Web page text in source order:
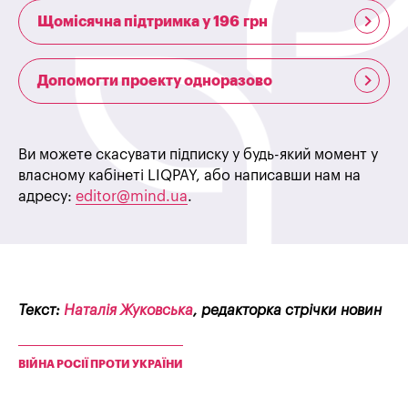
Щомісячна підтримка у 196 грн
Допомогти проекту одноразово
Ви можете скасувати підписку у будь-який момент у
власному кабінеті LIQPAY, або написавши нам на
адресу: editor@mind.ua.
Текст: Наталія Жуковська, редакторка стрічки новин
ВІЙНА РОСІЇ ПРОТИ УКРАЇНИ